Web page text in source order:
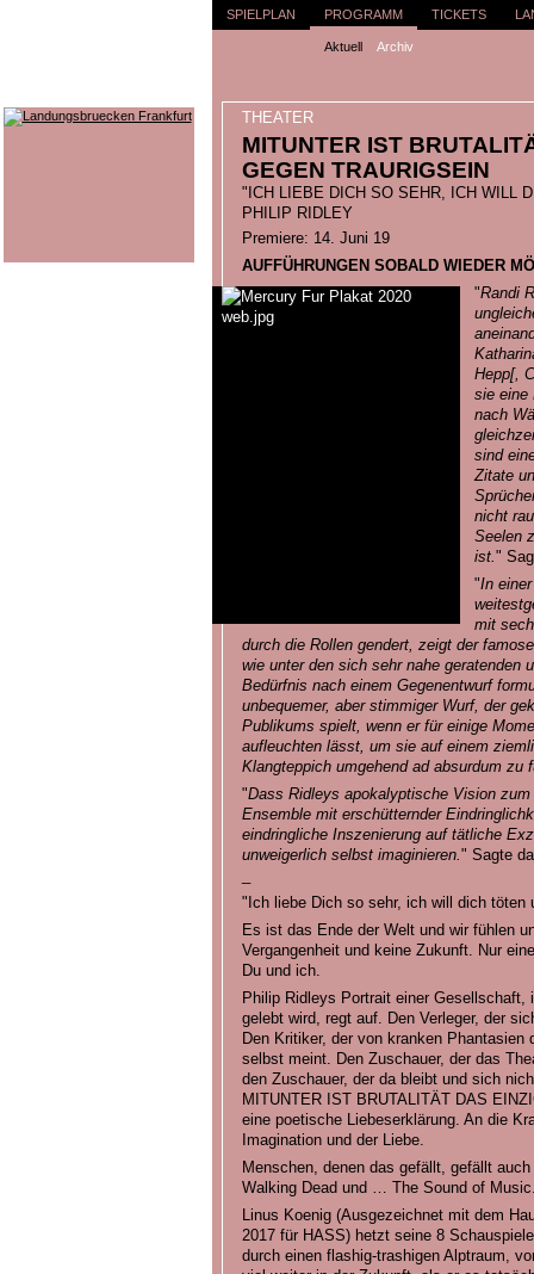
SPIELPLAN PROGRAMM
Aktuell Archiv
TICKETS
THEATER
MITUNTER IST
GEGEN TRAURIGSEIN
"ICH LIEBE DICH SO SEHR, ICH WILL
PHILIP RIDLEY
Premiere: 14. Juni 19
AUFFÜHRUNGEN SOBALD WIEDER
"Randi
Hepp[,
sie eine
nach
sind
Zitate
nicht
Seelen
ist."
"In
mit
durch die Rollen gendert, zeigt der
wie unter den sich sehr nahe geratenden
Bedürfnis nach einem Gegenentwurf
unbequemer, aber stimmiger Wurf, der
Publikums spielt, wenn er für einige
aufleuchten lässt, um sie auf einem
Klangteppich umgehend ad absurdum zu
"Dass Ridleys apokalyptische Vision
Ensemble mit erschütternder
eindringliche Inszenierung auf tätliche
unweigerlich selbst imaginieren." Sagte
"Ich liebe Dich so sehr, ich will dich töten
Es ist das Ende der Welt und wir fühlen
Vergangenheit und keine Zukunft. Nur
Du und ich.
Philip Ridleys Portrait einer
gelebt wird, regt auf. Den Verleger, der
Den Kritiker, der von kranken
selbst meint. Den Zuschauer, der das
den Zuschauer, der da bleibt und sich
MITUNTER IST BRUTALITÄT DAS
eine poetische Liebeserklärung. An die
Imagination und der Liebe.
Menschen, denen das gefällt, gefällt
Walking Dead und … The Sound of
Linus Koenig (Ausgezeichnet mit dem
2017 für HASS) hetzt seine 8
durch einen flashig-trashigen Alptraum,